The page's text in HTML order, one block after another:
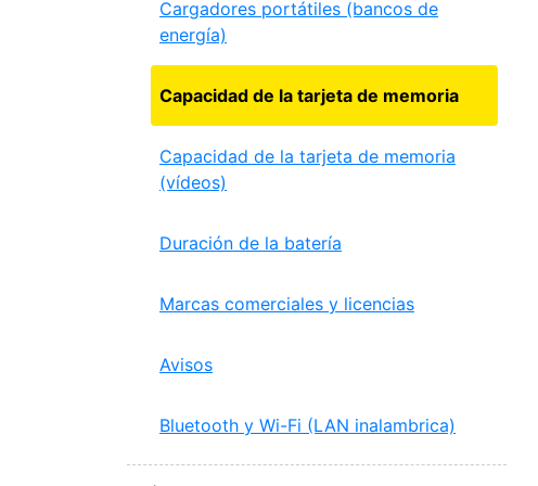
Cargadores portátiles (bancos de
energía)
Capacidad de la tarjeta de memoria
Capacidad de la tarjeta de memoria
(vídeos)
Duración de la batería
Marcas comerciales y licencias
Avisos
Bluetooth y Wi-Fi (LAN inalambrica)